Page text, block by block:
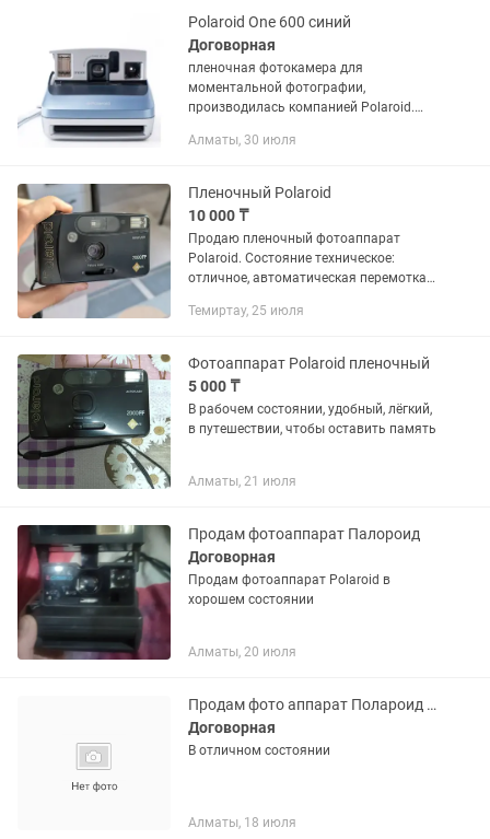
Polaroid One 600 синий
Договорная
пленочная фотокамера для
моментальной фотографии,
производилась компанией Polaroid.
компактный размер,
Обновленная модель, последняя из
Алматы, 30 июля
Пленочный Polaroid
10 000 ₸
Продаю пленочный фотоаппарат
Polaroid. Состояние техническое:
отличное, автоматическая перемотка
работает безотказно Состояние
логотип...
Темиртау, 25 июля
Фотоаппарат Polaroid пленочный
5 000 ₸
В рабочем состоянии, удобный, лёгкий,
в путешествии, чтобы оставить память
Алматы, 21 июля
Продам фотоаппарат Палороид
Договорная
Продам фотоаппарат Polaroid в
хорошем состоянии
Алматы, 20 июля
Продам фото аппарат Полароид первый выпуск
Договорная
В отличном состоянии
Алматы, 18 июля